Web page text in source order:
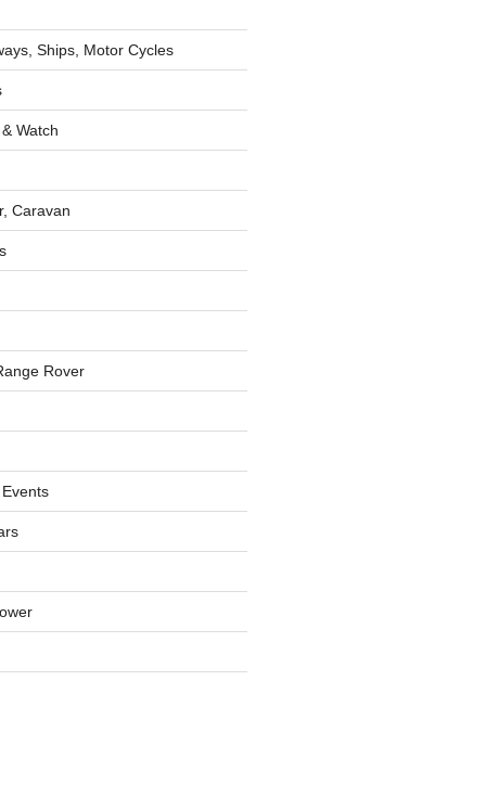
Ships, Motor Cycles
Watch
Caravan
Rover